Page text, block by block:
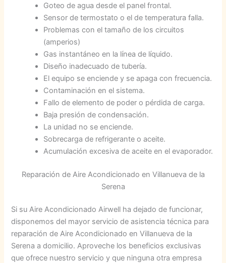
Goteo de agua desde el panel frontal.
Sensor de termostato o el de temperatura falla.
Problemas con el tamaño de los circuitos
(amperios)
Gas instantáneo en la línea de líquido.
Diseño inadecuado de tubería.
El equipo se enciende y se apaga con frecuencia.
Contaminación en el sistema.
Fallo de elemento de poder o pérdida de carga.
Baja presión de condensación.
La unidad no se enciende.
Sobrecarga de refrigerante o aceite.
Acumulación excesiva de aceite en el evaporador.
Reparación de Aire Acondicionado en Villanueva de la
Serena
Si su Aire Acondicionado Airwell ha dejado de funcionar,
disponemos del mayor servicio de asistencia técnica para
reparación de Aire Acondicionado en Villanueva de la
Serena a domicilio. Aproveche los beneficios exclusivas
que ofrece nuestro servicio y que ninguna otra empresa